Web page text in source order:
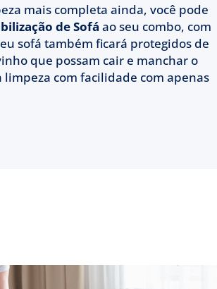
mais completa ainda, você pode
de Sofá ao seu combo, com
sofá também ficará protegidos de
que possam cair e manchar o
limpeza com facilidade com apenas